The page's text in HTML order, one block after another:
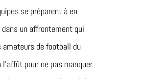
se préparent à en
un affrontement qui
de football du
pour ne pas manquer